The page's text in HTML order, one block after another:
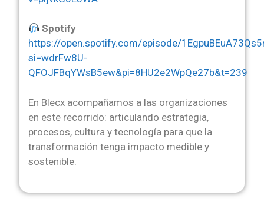
Spotify
https://open.spotify.com/episode/
si=wdrFw8U-
QFOJFBqYWsB5ew&pi=8HU2e2WpQe27b&t=239
En Blecx acompañamos a las organizaciones
en este recorrido: articulando estrategia,
procesos, cultura y tecnología para que la
transformación tenga impacto medible y
sostenible.